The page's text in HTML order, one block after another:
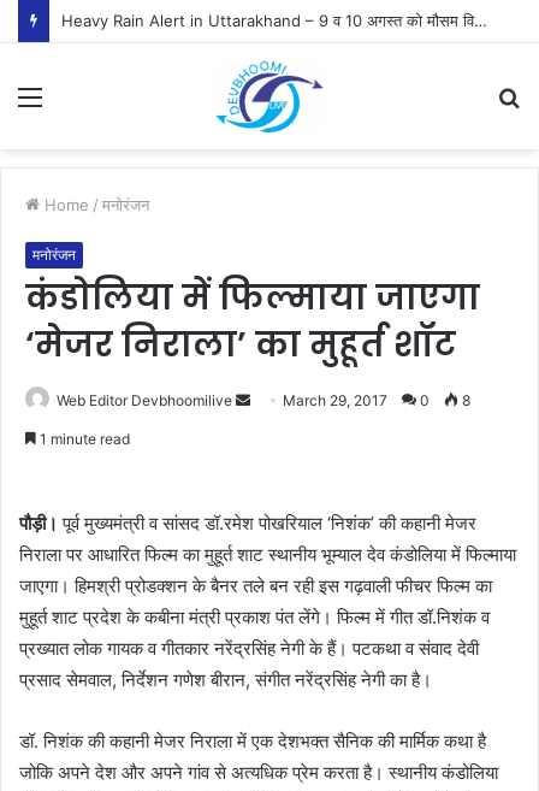
Heavy Rain Alert in Uttarakhand – 9 व 10 अगस्त को मौसम विभाग ने जारी किया ऑरेंज व येलो अलर्ट
Menu
Home / मनोरंजन
मनोरंजन
कंडोलिया में फिल्माया जाएगा
‘मेजर निराला’ का मुहूर्त शॉट
Web Editor Devbhoomilive
Send March 29, 2017 0 8
1 minute read
पौड़ी। पूर्व मुख्यमंत्री व सांसद डॉ.रमेश पोखरियाल ‘निशंक’ की कहानी मेजर
निराला पर आधारित फिल्म का मुहूर्त शाट स्थानीय भूम्याल देव कंडोलिया में फिल्माया
जाएगा। हिमश्री प्रोडक्शन के बैनर तले बन रही इस गढ़वाली फीचर फिल्म का
मुहूर्त शाट प्रदेश के कबीना मंत्री प्रकाश पंत लेंगे। फिल्म में गीत डॉ.निशंक व
प्रख्यात लोक गायक व गीतकार नरेंद्रसिंह नेगी के हैं। पटकथा व संवाद देवी
प्रसाद सेमवाल, निर्देशन गणेश बीरान, संगीत नरेंद्रसिंह नेगी का है।
डॉ. निशंक की कहानी मेजर निराला में एक देशभक्त सैनिक की मार्मिक कथा है
जोकि अपने देश और अपने गांव से अत्यधिक प्रेम करता है। स्थानीय कंडोलिया